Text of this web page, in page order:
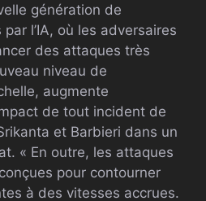
génération de
l’IA, où les adversaires
des attaques très
niveau de
augmente
de tout incident de
et Barbieri dans un
« En outre, les attaques
pour contourner
à des vitesses accrues.